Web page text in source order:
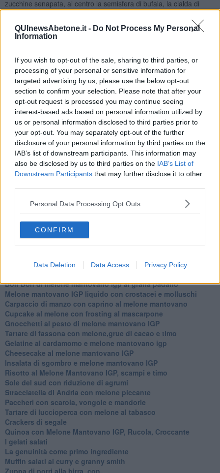
QUInewsAbetone.it - Do Not Process My Personal
Information
If you wish to opt-out of the sale, sharing to third parties, or
processing of your personal or sensitive information for
targeted advertising by us, please use the below opt-out
section to confirm your selection. Please note that after your
opt-out request is processed you may continue seeing
interest-based ads based on personal information utilized by
us or personal information disclosed to third parties prior to
your opt-out. You may separately opt-out of the further
disclosure of your personal information by third parties on the
IAB’s list of downstream participants. This information may
also be disclosed by us to third parties on the IAB’s List of
Downstream Participants that may further disclose it to other
Personal Data Processing Opt Outs
CONFIRM
Data Deletion Data Access Privacy Policy
zucchine senapata, al centro la semisfera di bufala, la cialda di
melanzana, il pomodorino caramellato con olive e capperi.
Potete servirlo a temperatura ambiente, per cui è un'ottima idea
anche se preparata in anticipo.
Rubina Rovini
Se vuoi leggere le notizie principali della Toscana iscriviti alla
Newsletter QUInews - ToscanaMedia.Arriva gratis tutti i giorni
alle 20:00 direttamente nella tua casella di posta.
Basta cliccareQUI
Ti potrebbe interessare anche:
Articoli dal Blog “Raccontare di Gusto” di Rubina Rovini
Vellutata di cime di rapa al cumino e latte di cocco
Spaghetti con crema di zucca e...
Crostatina con crema al grana padano, gelatina al melone e
lavanda
Gelato al melone mantovano
Bon Bon di melone mantovano igp al grana padano
Melone mantovano IGP liquido con crostacei e molluschi
Carpaccio di manzo con caprino al melone mantovano
Cupcake al melone con frosting al mascarpone
Gnocchetti al pesto di melone mantovano IGP
Tartare di fassona con melone,grue di cacao e timo
Gelatine al cardamomo e melone mantovano igp
Cheesecake al melone mantovano IGP
Insalata di sgombro e melone mantovano IGP
Risotto al Melone Mantovano IGP, scampi e timo
Sole del sud con riduzione di agrumi
Stracciatella di Andria con melone piccante
Paccheri con scarola, vongole e mandorle
Tartare di luccioperca con melone al tabasco
Crackers di segale
Quinoa con Melone Mantovano IGP, Rucola, Croccante
I gelati salati
La genuinità come primo ingrediente
Muffin salati al curry e granny smith
Zuppa di porri alla birra, con ...